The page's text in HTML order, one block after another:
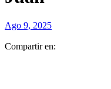
Ago 9, 2025
Compartir en: